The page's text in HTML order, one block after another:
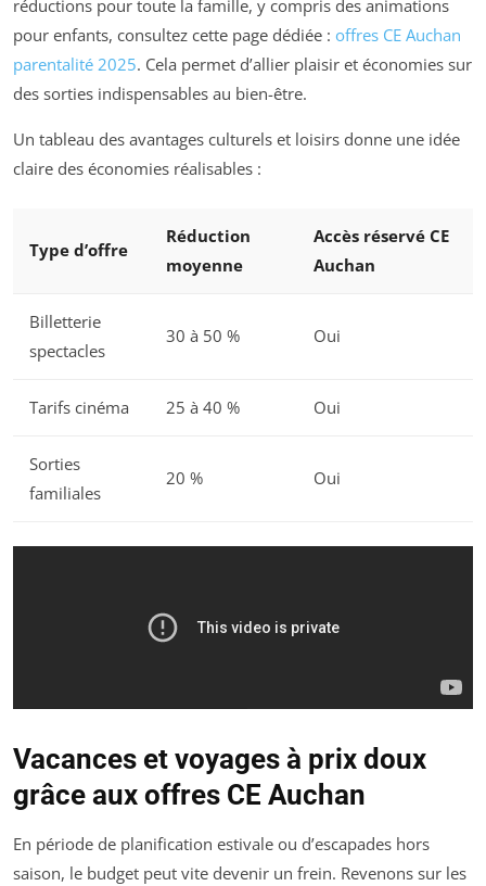
réductions pour toute la famille, y compris des animations
pour enfants, consultez cette page dédiée : offres CE Auchan
parentalité 2025. Cela permet d’allier plaisir et économies sur
des sorties indispensables au bien-être.
Un tableau des avantages culturels et loisirs donne une idée
claire des économies réalisables :
Type d’offre
Réduction
moyenne
Accès réservé CE
Auchan
Billetterie
spectacles
30 à 50 % Oui
Tarifs cinéma 25 à 40 % Oui
Sorties
familiales
20 % Oui
Vacances et voyages à prix doux
grâce aux offres CE Auchan
En période de planification estivale ou d’escapades hors
saison, le budget peut vite devenir un frein. Revenons sur les